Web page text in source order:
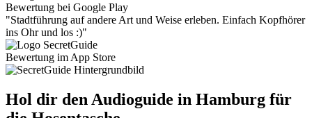
Bewertung bei Google Play
"Stadtführung auf andere Art und Weise erleben. Einfach Kopfhörer
ins Ohr und los :)"
Bewertung im App Store
Hol dir den Audioguide in Hamburg für